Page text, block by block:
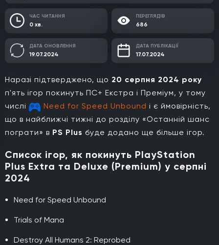
ЧАС ЧИТАННЯ
0 хв.
ПЕРЕГЛЯДІВ
686
ДАТА ОНОВЛЕННЯ
19.07.2024
ДАТА ПУБЛІКАЦІЇ
17.07.2024
Наразі підтверджено, що 20 серпня 2024 року
п'ять ігор покинуть ПС+ Екстра і Преміум, у тому
числі
Need for Speed Unbound і є ймовірність,
що в найближчі тижні до розділу «Останній шанс
пограти» в PS Plus буде додано ще більше ігор.
Список ігор, як покинуть PlayStation
Plus Extra та Deluxe (Premium) у серпні
2024
Need for Speed Unbound
Trials of Mana
Destroy All Humans 2: Reprobed